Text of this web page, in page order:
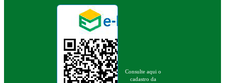
Consulte aqui o
cadastro da